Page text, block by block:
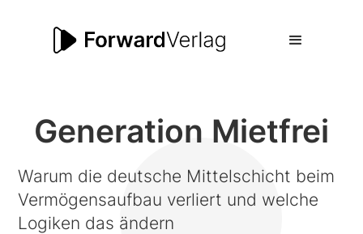
Generation Mietfrei
Warum die deutsche Mittelschicht beim
Vermögensaufbau verliert und welche
Logiken das ändern